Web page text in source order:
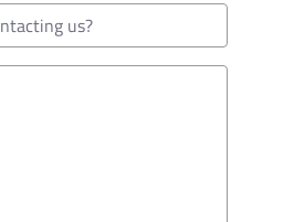
Attuazione programmi
n. 687 del 03.10.2025
- Provvedimento di
proroga e